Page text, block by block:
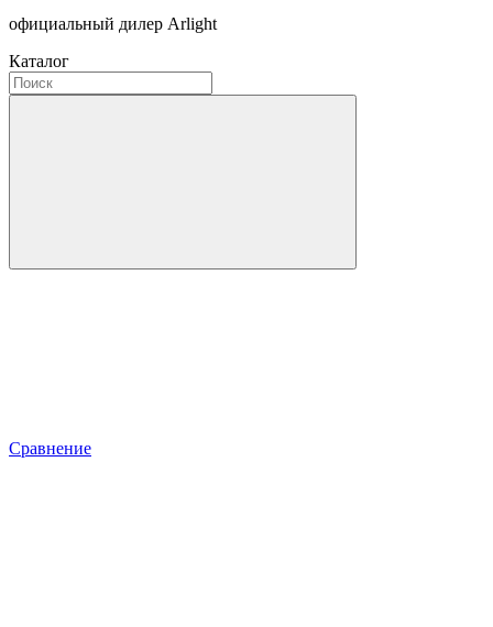
официальный дилер Arlight
Каталог
Сравнение